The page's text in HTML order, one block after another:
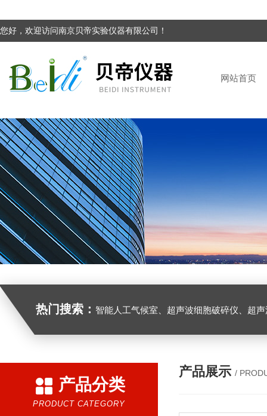
您好，欢迎访问南京贝帝实验仪器有限公司！
网站首页
热门搜索： 智能人工气候室、超声波细胞破碎仪、超
产品分类
PRODUCT CATEGORY
产品展示 /